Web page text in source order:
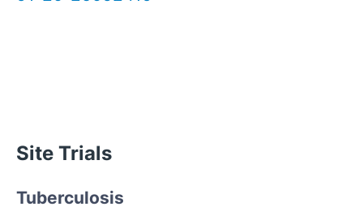
Site Trials
Tuberculosis